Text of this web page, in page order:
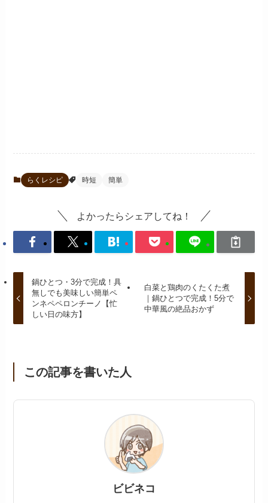
らくレシピ 時短 簡単
よかったらシェアしてね！
鍋ひとつ・3分で完成！具
無しでも美味しい簡単ペ
ンネペペロンチーノ【忙
しい日の味方】
白菜と鶏肉のくたくた煮
｜鍋ひとつで完成！5分で
中華風の絶品おかず
この記事を書いた人
ビビネコ